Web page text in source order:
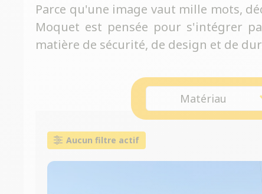
Parce qu'une image vaut mille mots,
Moquet est pensée pour s'intégrer
matière de sécurité, de design et de
Matériau
Aucun filtre actif